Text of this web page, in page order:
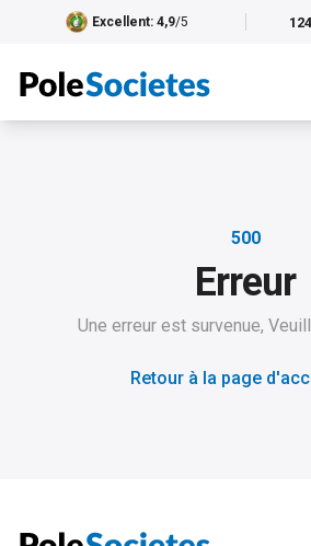
Excellent: 4,9/5
500
Erreur
Une erreur est survenue,
Retour à la page